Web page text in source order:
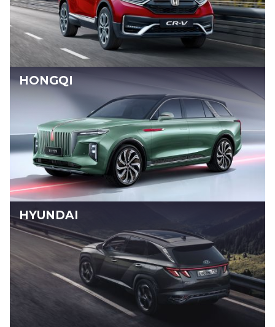
HONGQI
HYUNDAI